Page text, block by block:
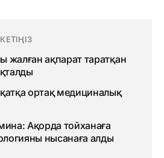
жалған ақпарат таратқан
ортақ медициналық
Ақорда тойханаға
нысанаға алды